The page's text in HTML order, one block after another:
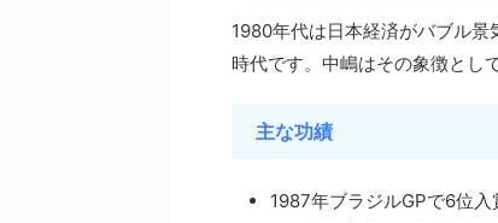
1980年代は日本経済がバブル
時代です。中嶋はその象徴とし
主な功績
1987年ブラジルGPで6位入